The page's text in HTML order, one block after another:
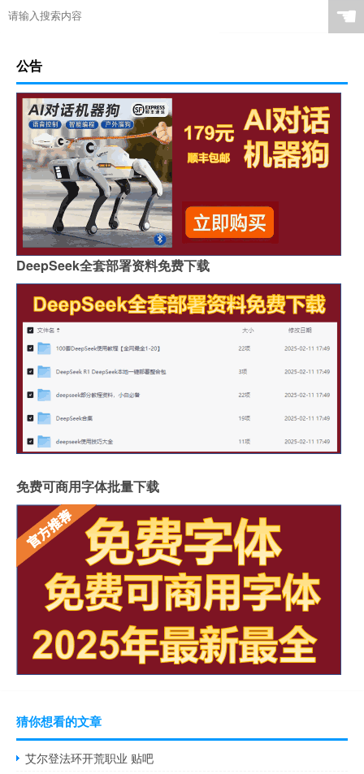
☚
公告
DeepSeek全套部署资料免费下载
免费可商用字体批量下载
猜你想看的文章
艾尔登法环开荒职业 贴吧